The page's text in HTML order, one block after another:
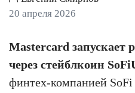
20 апреля 2026
Mastercard запускает
через стейблкоин
финтех-компанией